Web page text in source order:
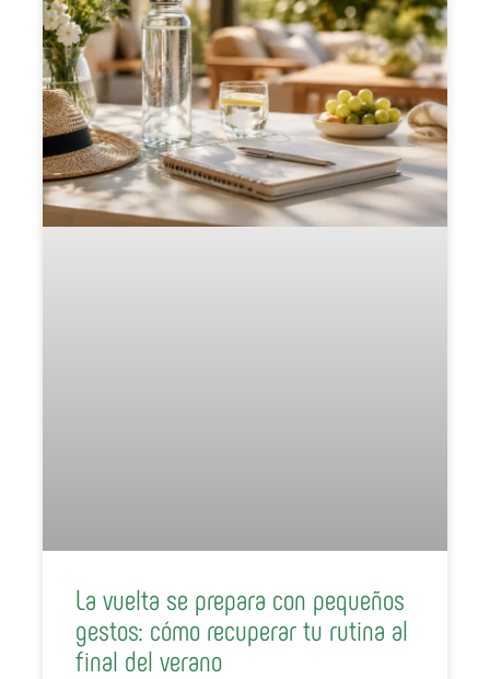
La vuelta se prepara con pequeños
gestos: cómo recuperar tu rutina al
final del verano